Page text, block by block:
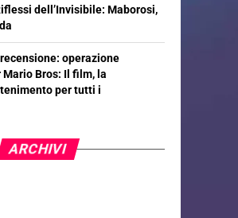
dell’Invisibile: Maborosi,
operazione
Mario Bros: Il film, la
per tutti i
ARCHIVI